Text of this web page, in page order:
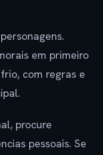
em primeiro
com regras e
procure
pessoais. Se